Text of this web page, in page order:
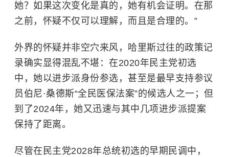
她？如果这次变化是真的，她有机会证明。在那
之前，怀疑不仅可以理解，而且是合理的。”
外界的怀疑并非空穴来风，哈里斯过往的政策记
录确实显得混乱不堪：在2020年民主党初选
中，她以进步派身份参选，甚至是最早支持参议
员伯尼·桑德斯“全民医保法案”的候选人之一；但
到了2024年，她又迅速与其中几项进步派提案
保持了距离。
尽管在民主党2028年总统初选的早期民调中，